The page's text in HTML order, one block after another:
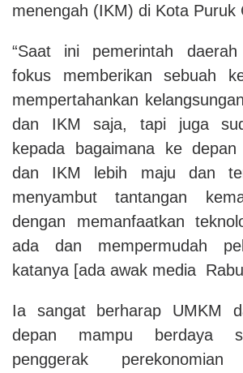
menengah (IKM) di Kota Puruk
“Saat ini pemerintah
fokus memberikan sebuah
mempertahankan
dan IKM saja, tapi juga
kepada bagaimana ke
dan IKM lebih maju dan
menyambut tantangan
dengan memanfaatkan
ada dan mempermudah
katanya [ada awak media
Ia sangat berharap UMKM
depan mampu berdaya
penggerak